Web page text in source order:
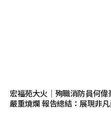
宏福苑大火｜殉職消防員何
嚴重燒爛 報告總結：展現非